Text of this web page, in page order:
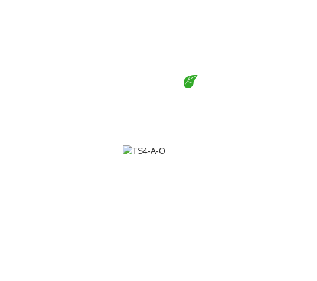
TS4-A เฟล็กซ์ MLPE